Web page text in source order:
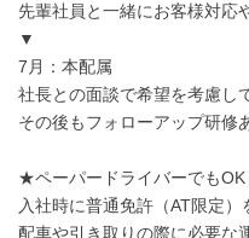
先輩社員と一緒にお客様対応
▼
7月：本配属
社長との面談で希望を考慮し
その後もフォローアップ研修
★ペーパードライバーでもOK
入社時に普通免許（AT限定）
配車や引き取りの際に必要な